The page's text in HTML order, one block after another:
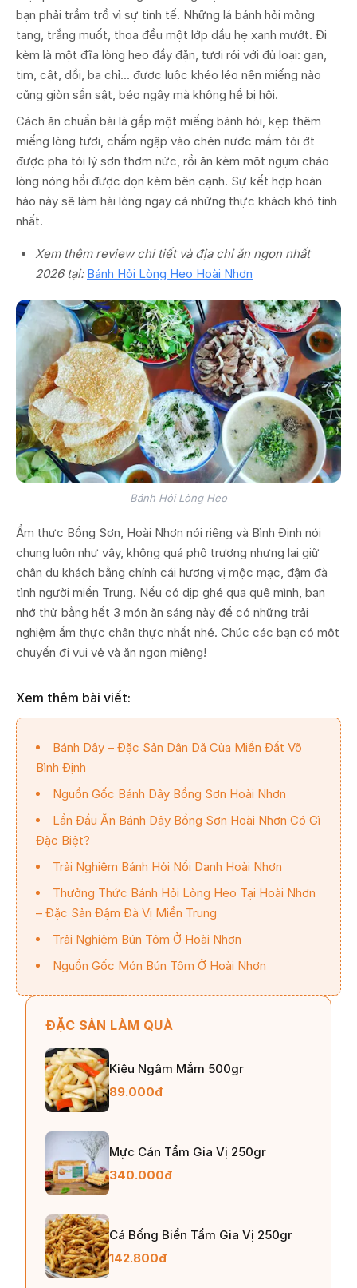
bạn phải trầm trồ vì sự tinh tế. Những lá bánh hỏi mỏng
tang, trắng muốt, thoa đều một lớp dầu hẹ xanh mướt. Đi
kèm là một đĩa lòng heo đầy đặn, tươi rói với đủ loại: gan,
tim, cật, dồi, ba chỉ... được luộc khéo léo nên miếng nào
cũng giòn sần sật, béo ngậy mà không hề bị hôi.
Cách ăn chuẩn bài là gắp một miếng bánh hỏi, kẹp thêm
miếng lòng tươi, chấm ngập vào chén nước mắm tỏi ớt
được pha tỏi lý sơn thơm nức, rồi ăn kèm một ngụm cháo
lòng nóng hổi được dọn kèm bên cạnh. Sự kết hợp hoàn
hảo này sẽ làm hài lòng ngay cả những thực khách khó tính
nhất.
Xem thêm review chi tiết và địa chỉ ăn ngon nhất
2026 tại: Bánh Hỏi Lòng Heo Hoài Nhơn
Bánh Hỏi Lòng Heo
Ẩm thực Bồng Sơn, Hoài Nhơn nói riêng và Bình Định nói
chung luôn như vậy, không quá phô trương nhưng lại giữ
chân du khách bằng chính cái hương vị mộc mạc, đậm đà
tình người miền Trung. Nếu có dịp ghé qua quê mình, bạn
nhớ thử bằng hết 3 món ăn sáng này để có những trải
nghiệm ẩm thực chân thực nhất nhé. Chúc các bạn có một
chuyến đi vui vẻ và ăn ngon miệng!
Xem thêm bài viết:
Bánh Dây – Đặc Sản Dân Dã Của Miền Đất Võ
Bình Định
Nguồn Gốc Bánh Dây Bồng Sơn Hoài Nhơn
Lần Đầu Ăn Bánh Dây Bồng Sơn Hoài Nhơn Có Gì
Đặc Biệt?
Trải Nghiệm Bánh Hỏi Nổi Danh Hoài Nhơn
Thưởng Thức Bánh Hỏi Lòng Heo Tại Hoài Nhơn
– Đặc Sản Đậm Đà Vị Miền Trung
Trải Nghiệm Bún Tôm Ở Hoài Nhơn
Nguồn Gốc Món Bún Tôm Ở Hoài Nhơn
ĐẶC SẢN LÀM QUÀ
Kiệu Ngâm Mắm 500gr
89.000đ
Mực Cán Tẩm Gia Vị 250gr
340.000đ
Cá Bống Biển Tẩm Gia Vị 250gr
142.800đ